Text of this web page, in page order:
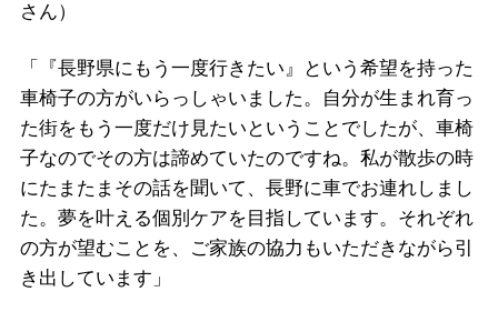
さん）
「『長野県にもう一度行きたい』という希望を持った
車椅子の方がいらっしゃいました。自分が生まれ育っ
た街をもう一度だけ見たいということでしたが、車椅
子なのでその方は諦めていたのですね。私が散歩の時
にたまたまその話を聞いて、長野に車でお連れしまし
た。夢を叶える個別ケアを目指しています。それぞれ
の方が望むことを、ご家族の協力もいただきながら引
き出しています」